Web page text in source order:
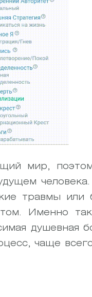
мир,
травмы или
Именно
душевная
чаще